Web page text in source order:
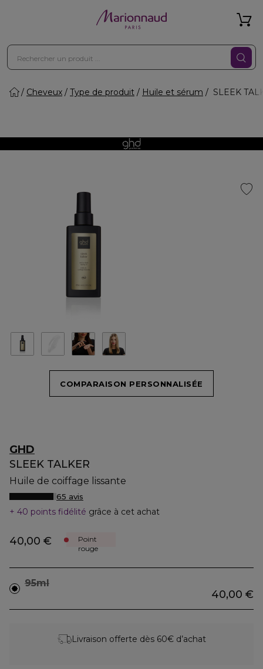
Cheveux Type de produit Huile et sérum SLEEK
COMPARAISON PERSONNALISÉE
GHD
SLEEK TALKER
Huile de coiffage lissante
65 avis
40 points fidélité grâce à cet achat
40,00 €
Point
rouge
95ml
40,00 €
Livraison offerte dès 60€ d’achat